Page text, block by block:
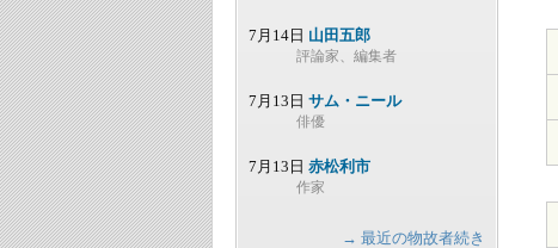
7月14日 山田五郎
評論家、編集者
7月13日 サム・ニール
俳優
7月13日 赤松利市
作家
→ 最近の物故者続き